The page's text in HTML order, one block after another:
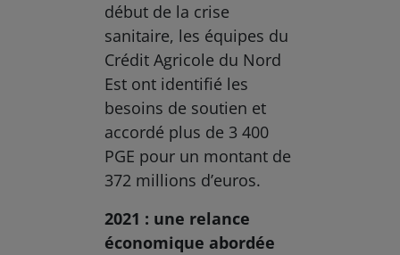
début de la crise
sanitaire, les équipes du
Crédit Agricole du Nord
Est ont identifié les
besoins de soutien et
accordé plus de 3 400
PGE pour un montant de
372 millions d’euros.
2021 : une relance
économique abordée